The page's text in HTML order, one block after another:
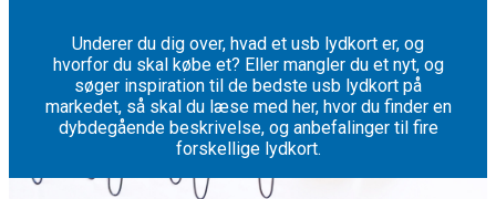
Underer du dig over, hvad et usb lydkort er, og
hvorfor du skal købe et? Eller mangler du et nyt, og
søger inspiration til de bedste usb lydkort på
markedet, så skal du læse med her, hvor du finder en
dybdegående beskrivelse, og anbefalinger til fire
forskellige lydkort.